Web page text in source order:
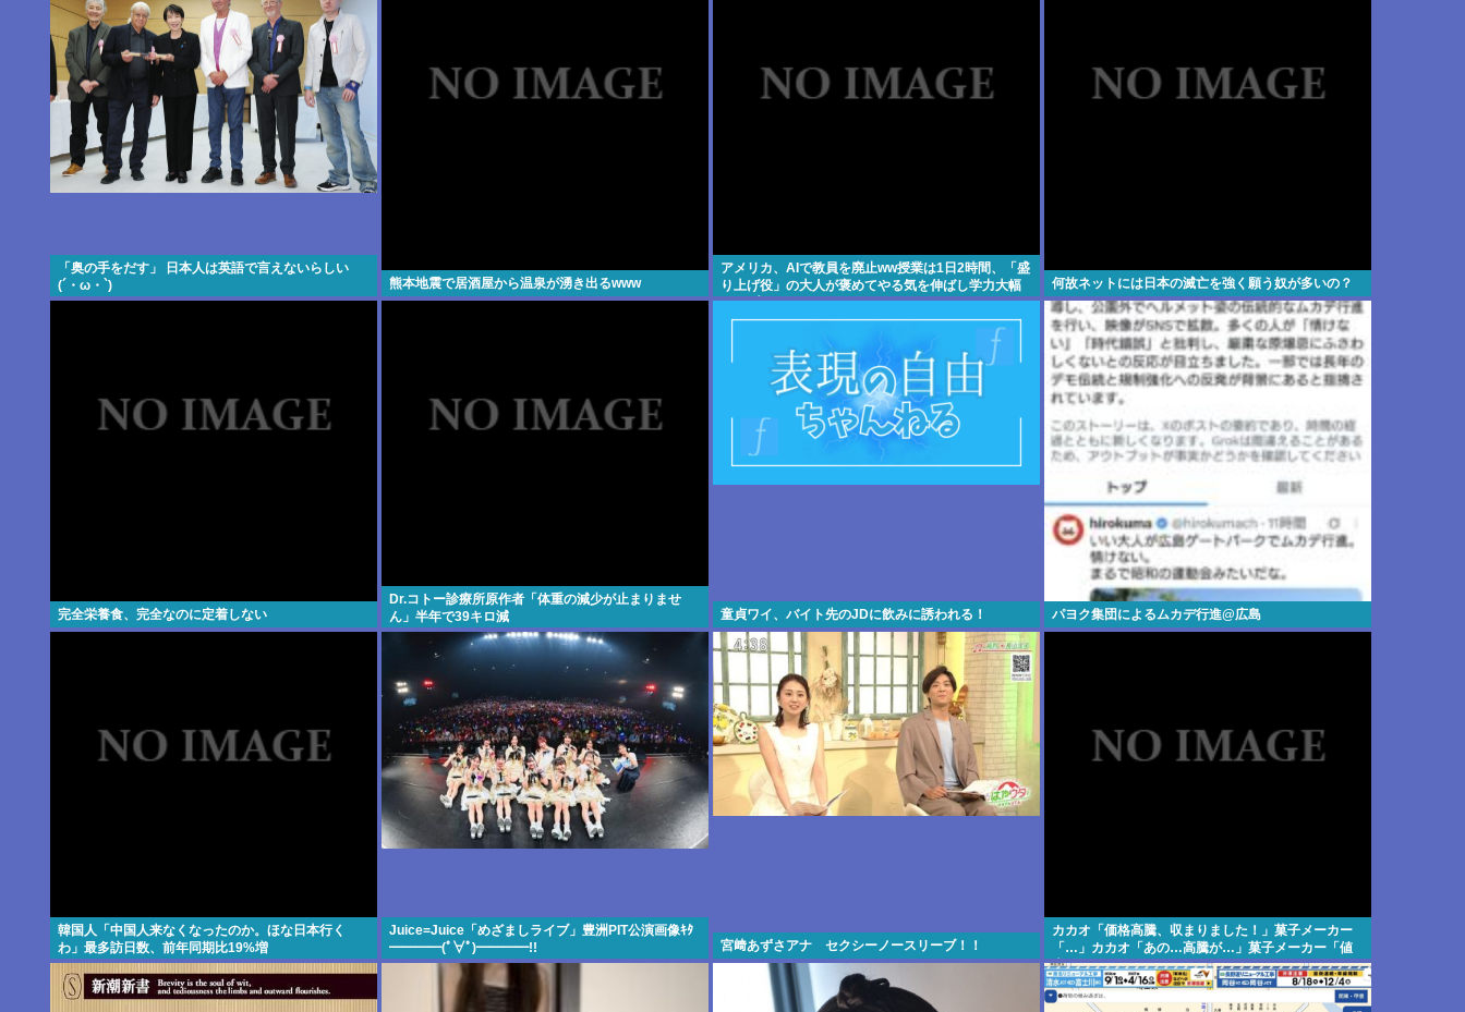
「奥の手をだす」 日本人は英語で言えないらしい
(´・ω・`)
熊本地震で居酒屋から温泉が湧き出るwww
アメリカ、AIで教員を廃止ww授業は1日2時間、「盛
り上げ役」の大人が褒めてやる気を伸ばし学力大幅
アップ
何故ネットには日本の滅亡を強く願う奴が多いの？
完全栄養食、完全なのに定着しない
Dr.コトー診療所原作者「体重の減少が止まりませ
ん」半年で39キロ減
童貞ワイ、バイト先のJDに飲みに誘われる！ パヨク集団によるムカデ行進@広島
韓国人「中国人来なくなったのか。ほな日本行く
わ」最多訪日数、前年同期比19%増
Juice=Juice「めざましライブ」豊洲PIT公演画像ｷﾀ
━━━━(ﾟ∀ﾟ)━━━━!!
宮﨑あずさアナ セクシーノースリーブ！！
カカオ「価格高騰、収まりました！」菓子メーカー
「…」カカオ「あの…高騰が…」菓子メーカー「値
上げします！！」